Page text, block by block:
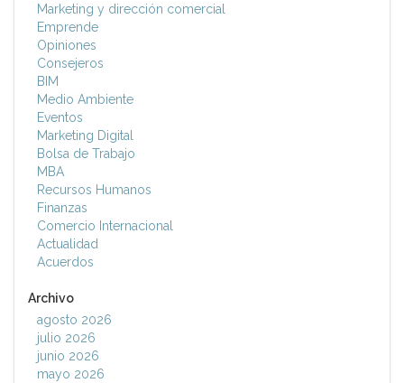
Marketing y dirección comercial
Emprende
Opiniones
Consejeros
BIM
Medio Ambiente
Eventos
Marketing Digital
Bolsa de Trabajo
MBA
Recursos Humanos
Finanzas
Comercio Internacional
Actualidad
Acuerdos
Archivo
agosto 2026
julio 2026
junio 2026
mayo 2026